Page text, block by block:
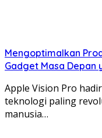
Mengoptimalkan
Gadget Masa Depan
Apple Vision Pro
teknologi paling
manusia…